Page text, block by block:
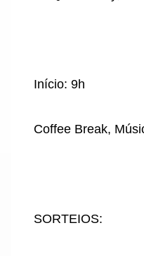
Início: 9h
Coffee Break,
SORTEIOS: